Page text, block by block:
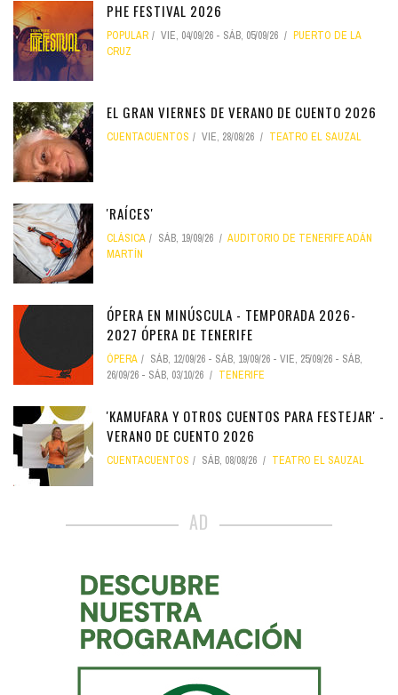
PHE FESTIVAL 2026
POPULAR VIE, 04/09/26 - SÁB, 05/09/26
PUERTO DE LA
CRUZ
EL GRAN VIERNES DE VERANO DE CUENTO 2026
CUENTACUENTOS VIE, 28/08/26 TEATRO EL SAUZAL
'RAÍCES'
CLÁSICA SÁB, 19/09/26
AUDITORIO DE TENERIFE ADÁN
MARTÍN
ÓPERA EN MINÚSCULA - TEMPORADA 2026-
2027 ÓPERA DE TENERIFE
ÓPERA SÁB, 12/09/26 - SÁB, 19/09/26 - VIE, 25/09/26 - SÁB,
26/09/26 - SÁB, 03/10/26 TENERIFE
'KAMUFARA Y OTROS CUENTOS PARA FESTEJAR' -
VERANO DE CUENTO 2026
CUENTACUENTOS SÁB, 08/08/26 TEATRO EL SAUZAL
AD